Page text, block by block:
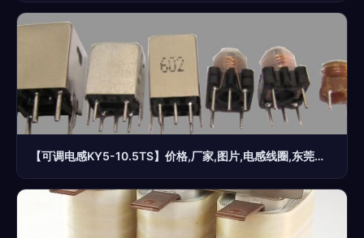
【可调电感KY5-10.5TS】价格,厂家,图片,电感线圈,东莞市史瑞美电子科技-